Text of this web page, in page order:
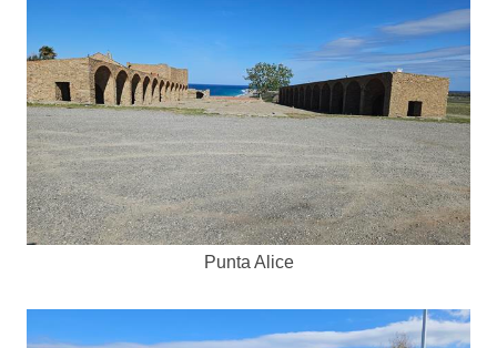
Punta Alice